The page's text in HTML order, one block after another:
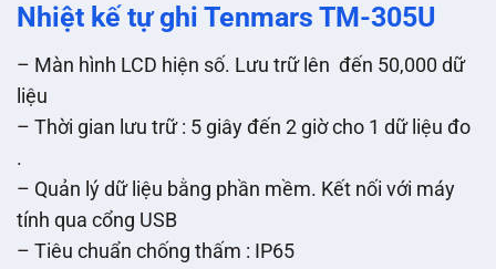
Nhiệt kế tự ghi Tenmars TM-305U
– Màn hình LCD hiện số. Lưu trữ lên đến 50,000 dữ
liệu
– Thời gian lưu trữ : 5 giây đến 2 giờ cho 1 dữ liệu đo
.
– Quản lý dữ liệu bằng phần mềm. Kết nối với máy
tính qua cổng USB
– Tiêu chuẩn chống thấm : IP65